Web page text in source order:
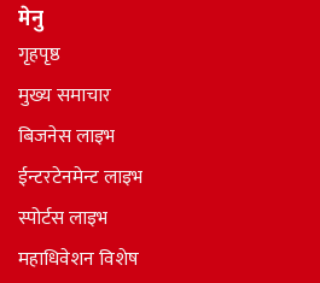
मेनु
गृहपृष्ठ
मुख्य समाचार
बिजनेस लाइभ
ईन्टरटेनमेन्ट लाइभ
स्पोर्टस लाइभ
महाधिवेशन विशेष